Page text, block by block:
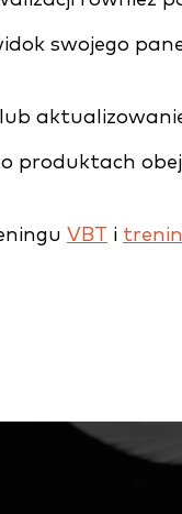
swojego
produktach
VBT i